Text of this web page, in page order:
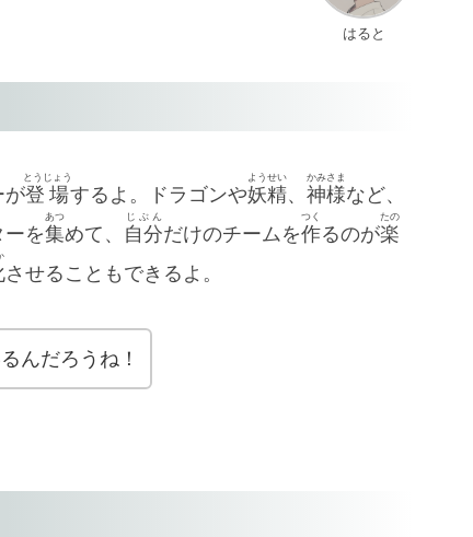
はると
が登場
とうじょう
するよ。ドラゴンや妖精
ようせい
、 神様
かみさま
など、
を集
あつ
めて、 自分
じぶん
だけのチームを作
つく
るのが楽
たの
させることもできるよ。
んだろうね！